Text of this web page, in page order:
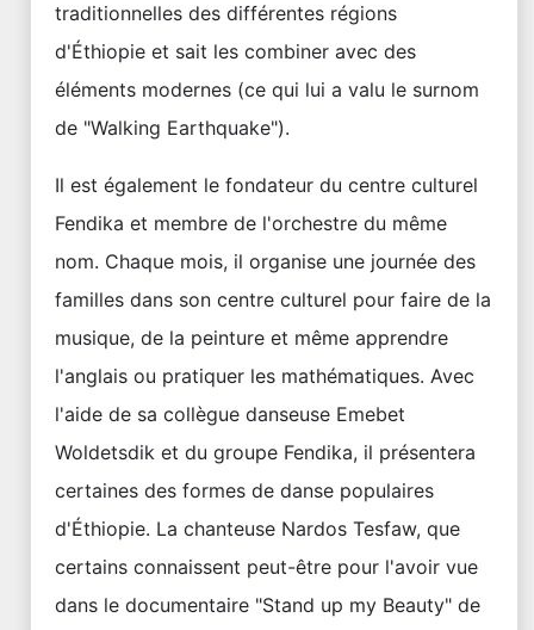
traditionnelles des différentes régions
d'Éthiopie et sait les combiner avec des
éléments modernes (ce qui lui a valu le surnom
de "Walking Earthquake").
Il est également le fondateur du centre culturel
Fendika et membre de l'orchestre du même
nom. Chaque mois, il organise une journée des
familles dans son centre culturel pour faire de la
musique, de la peinture et même apprendre
l'anglais ou pratiquer les mathématiques. Avec
l'aide de sa collègue danseuse Emebet
Woldetsdik et du groupe Fendika, il présentera
certaines des formes de danse populaires
d'Éthiopie. La chanteuse Nardos Tesfaw, que
certains connaissent peut-être pour l'avoir vue
dans le documentaire "Stand up my Beauty" de